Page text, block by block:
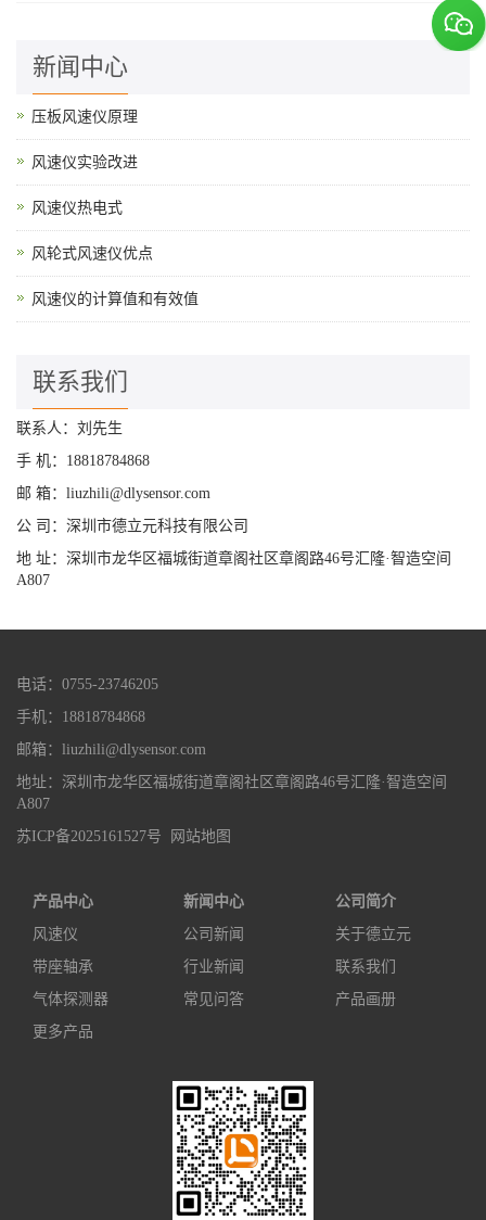
新闻中心
压板风速仪原理
风速仪实验改进
风速仪热电式
风轮式风速仪优点
风速仪的计算值和有效值
联系我们
联系人：刘先生
手 机：18818784868
邮 箱：liuzhili@dlysensor.com
公 司：深圳市德立元科技有限公司
地 址：深圳市龙华区福城街道章阁社区章阁路46号汇隆·智造空间
A807
电话：0755-23746205
手机：18818784868
邮箱：liuzhili@dlysensor.com
地址：深圳市龙华区福城街道章阁社区章阁路46号汇隆·智造空间
A807
苏ICP备2025161527号
网站地图
产品中心
风速仪
带座轴承
气体探测器
更多产品
新闻中心
公司新闻
行业新闻
常见问答
公司简介
关于德立元
联系我们
产品画册